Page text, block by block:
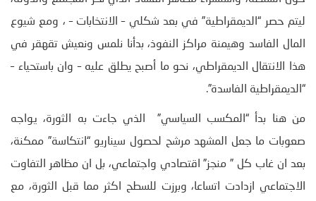
ليتم حصر “الديمقراطية” في بعد شكلي – الانتخابات – ، ومع شيوع
المال الفاسد وهيمنة مراكز النفوذ، بدأنا نلمس ونعيش تقهقر في
هذا الانتقال الديمقراطي، نحو ما أصبح يطلق عليه – وان باستحياء –
“الديمقراطية الفاسدة”.
من هنا بدأ “المكسب السياسي” الذي جاءت به الثورة، يواجه
صعوبات ما جعل المشهد مرشح لحصول سيناريو “انتكاسة” ممكنة،
بعد ان غاب كل ” منجز” اقتصادي واجتماعي، بل ان مظاهر التفاوت
الاجتماعي ازدادت اتساعا، وبرزت للسطح اكثر مما قبل الثورة، مع